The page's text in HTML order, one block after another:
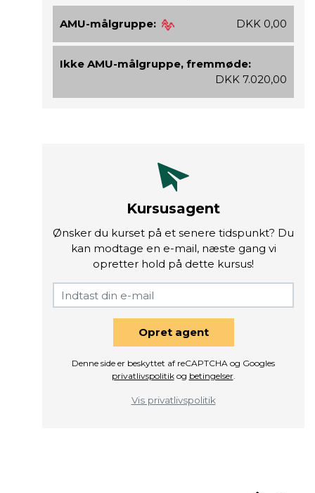
AMU-målgruppe: DKK 0,00
Ikke AMU-målgruppe, fremmøde:
DKK 7.020,00
Kursusagent
Ønsker du kurset på et senere tidspunkt? Du
kan modtage en e-mail, næste gang vi
opretter hold på dette kursus!
Opret agent
Denne side er beskyttet af reCAPTCHA og Googles
privatlivspolitikog betingelser.
Vis privatlivspolitik